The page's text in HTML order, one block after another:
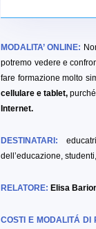
MODALITA’ ONLINE:
potremo vedere e
fare formazione molto
cellulare e tablet,
Internet.
DESTINATARI:
dell’educazione,
RELATORE: Elisa
COSTI E MODALITÁ DI